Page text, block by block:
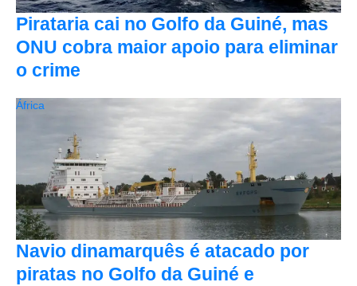
Pirataria cai no Golfo da Guiné, mas
ONU cobra maior apoio para eliminar
o crime
Navio dinamarquês é atacado por
piratas no Golfo da Guiné e
África